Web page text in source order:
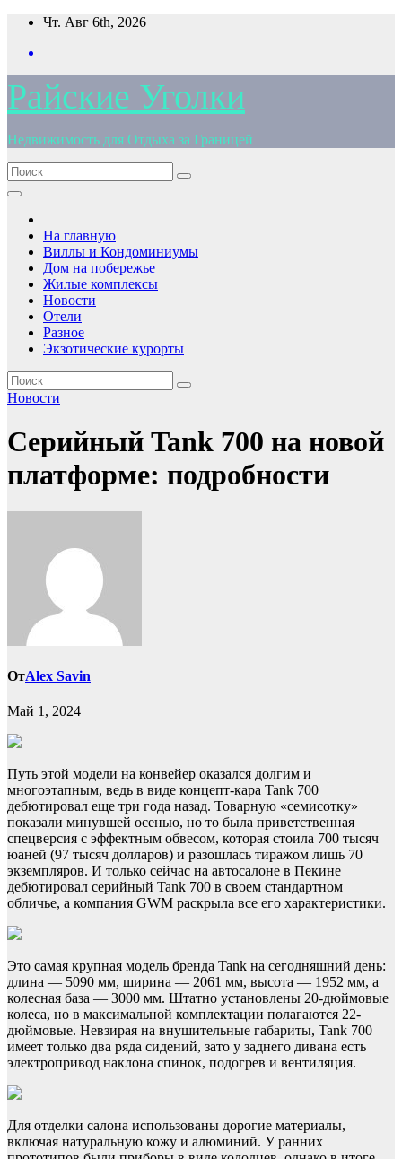
Перейти
содержимому
Чт. Авг 6th, 2026
Райские Уголки
Недвижимость для Отдыха за Границей
На главную
Виллы и Кондоминиумы
Дом на побережье
Жилые комплексы
Новости
Отели
Разное
Экзотические курорты
Новости
Серийный Tank 700 на новой
платформе: подробности
ОтAlex Savin
Май 1, 2024
Путь этой модели на конвейер оказался долгим и
многоэтапным, ведь в виде концепт-кара Tank 700
дебютировал еще три года назад. Товарную «семисотку»
показали минувшей осенью, но то была приветственная
спецверсия с эффектным обвесом, которая стоила 700 тысяч
юаней (97 тысяч долларов) и разошлась тиражом лишь 70
экземпляров. И только сейчас на автосалоне в Пекине
дебютировал серийный Tank 700 в своем стандартном
обличье, а компания GWM раскрыла все его характеристики.
Это самая крупная модель бренда Tank на сегодняшний день:
длина — 5090 мм, ширина — 2061 мм, высота — 1952 мм, а
колесная база — 3000 мм. Штатно установлены 20-дюймовые
колеса, но в максимальной комплектации полагаются 22-
дюймовые. Невзирая на внушительные габариты, Tank 700
имеет только два ряда сидений, зато у заднего дивана есть
электропривод наклона спинок, подогрев и вентиляция.
Для отделки салона использованы дорогие материалы,
включая натуральную кожу и алюминий. У ранних